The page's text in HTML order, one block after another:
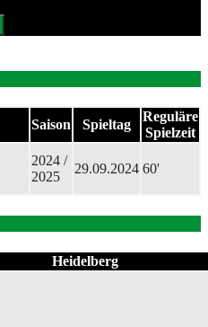
Saison Spieltag
Reguläre
Spielzeit
2024 /
2025
29.09.2024 60'
Heidelberg